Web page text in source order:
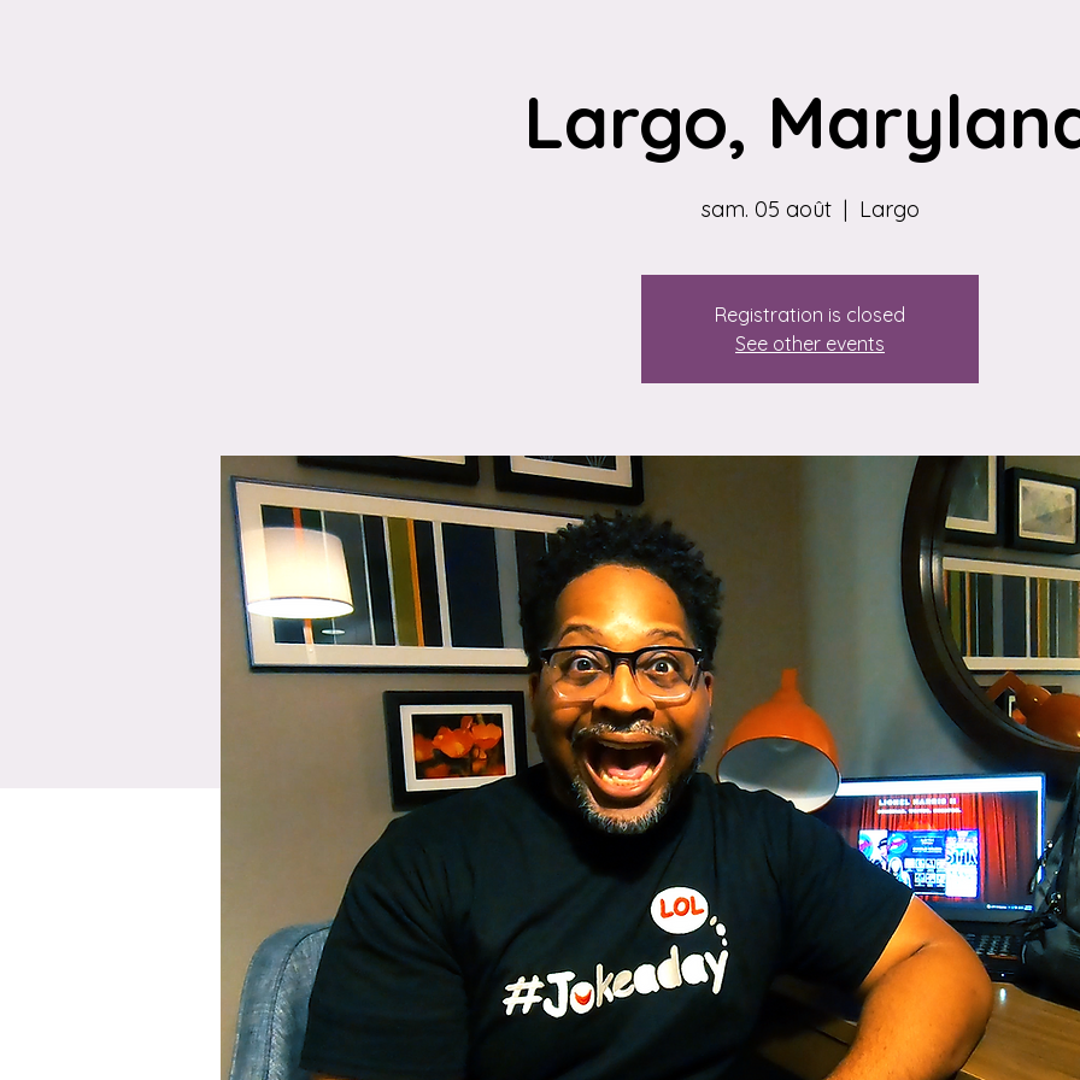
Largo,
sam. 05 août
  |
Largo
Registration is closed
See other events